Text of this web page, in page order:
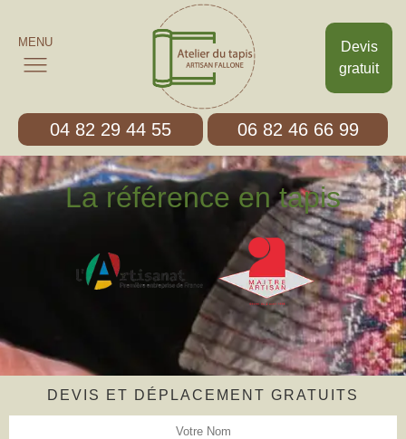
Devis
gratuit
MENU
04 82 29 44 55 06 82 46 66 99
La référence en tapis
DEVIS ET DÉPLACEMENT GRATUITS